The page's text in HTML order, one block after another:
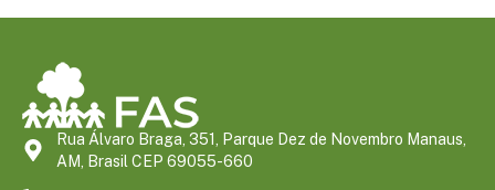
Rua Álvaro Braga, 351, Parque Dez de Novembro Manaus,
AM, Brasil CEP 69055-660